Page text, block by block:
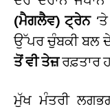
(ਮੈਗਲੈਵ) ਟ੍ਰੇਨ
ਉੱਪਰ ਚੁੰਬਕੀ ਬਲ
ਤੋਂ ਵੀ ਤੇਜ਼ਰਫ਼ਤਾਰ
ਮੁੱਖ ਮੰਤਰੀ